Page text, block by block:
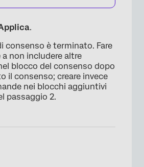
.
consenso è terminato. Fare
non includere altre
blocco del consenso dopo
il consenso; creare invece
nei blocchi aggiuntivi
passaggio 2.